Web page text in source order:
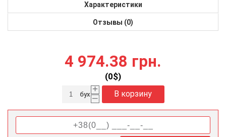
Характеристики
Отзывы (0)
4 974.38 грн.
(0$)
+
–
В корзину
бух